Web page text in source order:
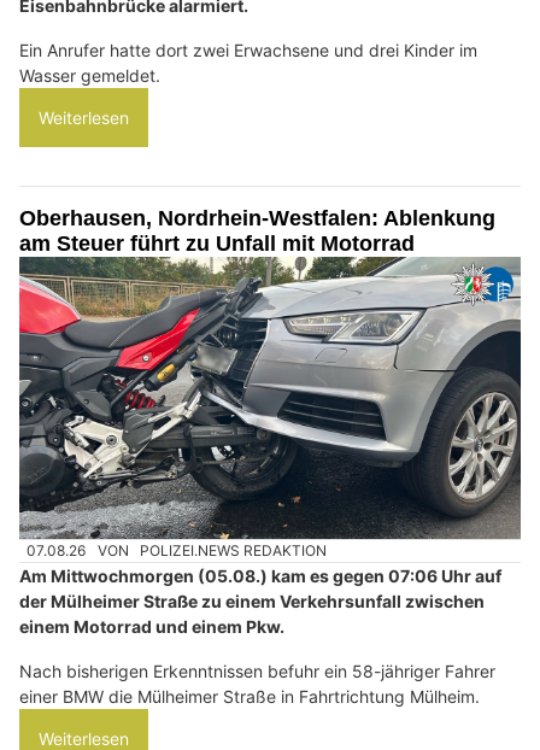
Eisenbahnbrücke alarmiert.
Ein Anrufer hatte dort zwei Erwachsene und drei Kinder im
Wasser gemeldet.
Weiterlesen
Oberhausen, Nordrhein-Westfalen: Ablenkung
am Steuer führt zu Unfall mit Motorrad
07.08.26 VON POLIZEI.NEWS REDAKTION
Am Mittwochmorgen (05.08.) kam es gegen 07:06 Uhr auf
der Mülheimer Straße zu einem Verkehrsunfall zwischen
einem Motorrad und einem Pkw.
Nach bisherigen Erkenntnissen befuhr ein 58-jähriger Fahrer
einer BMW die Mülheimer Straße in Fahrtrichtung Mülheim.
Weiterlesen